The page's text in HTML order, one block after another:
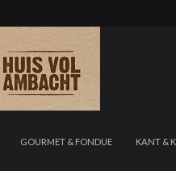
GOURMET & FONDUE KANT &